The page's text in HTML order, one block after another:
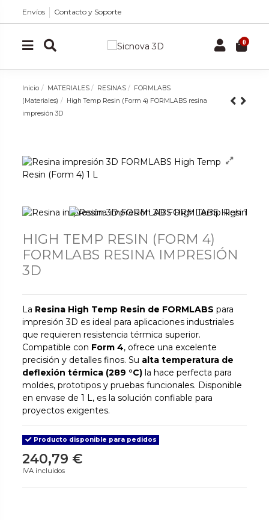
Envíos Contacto y Soporte
0
Inicio MATERIALES RESINAS
FORMLABS
(Materiales)
High Temp Resin (Form 4) FORMLABS resina
impresión 3D
HIGH TEMP RESIN (FORM 4)
FORMLABS RESINA IMPRESIÓN
3D
La Resina High Temp Resin de FORMLABS para
impresión 3D es ideal para aplicaciones industriales
que requieren resistencia térmica superior.
Compatible con Form 4, ofrece una excelente
precisión y detalles finos. Su alta temperatura de
deflexión térmica (289 °C) la hace perfecta para
moldes, prototipos y pruebas funcionales. Disponible
en envase de 1 L, es la solución confiable para
proyectos exigentes.
Producto disponible para pedidos
240,79 €
IVA incluidos